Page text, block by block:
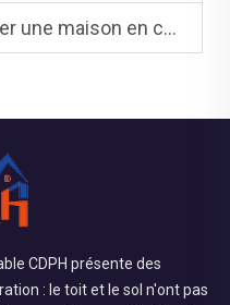
en Chine : un guide étape par étape
CDPH présente des
: le toit et le sol n'ont pas